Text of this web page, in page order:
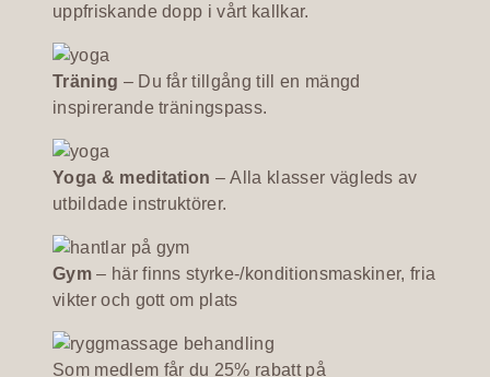
uppfriskande dopp i vårt kallkar.
Träning – Du får tillgång till en mängd
inspirerande träningspass.
Yoga & meditation – Alla klasser vägleds av
utbildade instruktörer.
Gym– här finns styrke-/konditionsmaskiner, fria
vikter och gott om plats
Som medlem får du 25% rabatt på